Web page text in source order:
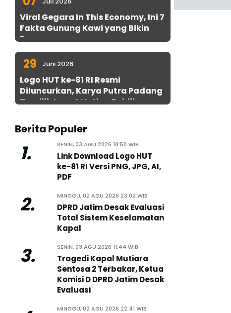
Viral Gegara In This Economy, Ini 7
Fakta Gunung Kawi yang Bikin
Penasaran
29 Juni 2026
Logo HUT ke-81 RI Resmi
Diluncurkan, Karya Putra Padang
Terpilih Lewat Voting Publik
Berita Populer
1. SENIN, 03 AGU 2026 10:50 WIB
Link Download Logo HUT
ke-81 RI Versi PNG, JPG, AI,
PDF
2. MINGGU, 02 AGU 2026 23:02 WIB
DPRD Jatim Desak Evaluasi
Total Sistem Keselamatan
Kapal
3. SENIN, 03 AGU 2026 11:44 WIB
Tragedi Kapal Mutiara
Sentosa 2 Terbakar, Ketua
Komisi D DPRD Jatim Desak
Evaluasi
MINGGU, 02 AGU 2026 22:41 WIB